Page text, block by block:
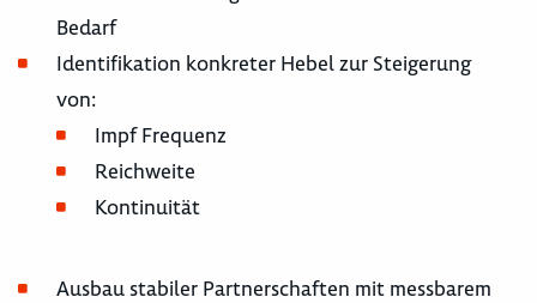
Bedarf
Identifikation konkreter Hebel zur Steigerung
von:
Impf Frequenz
Reichweite
Kontinuität
Ausbau stabiler Partnerschaften mit messbarem